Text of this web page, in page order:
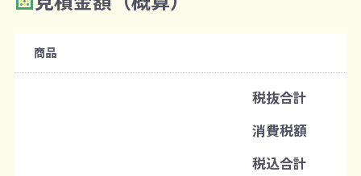
2 数量を入力
購入条件
商品
税抜合計
消費税額
税込合計